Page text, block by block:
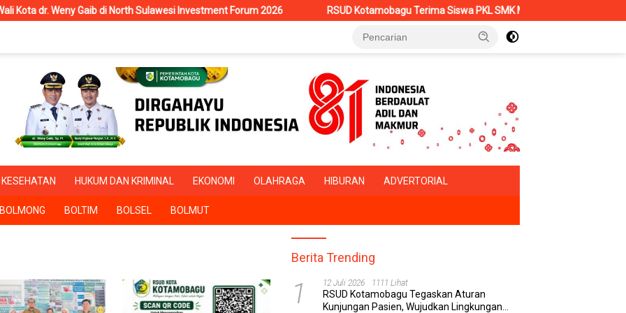
Gaib di North Sulawesi Investment Forum 2026 RSUD Kotamobagu Terima Siswa PKL SMK Muhammadiyah, Perkuat Sinergi
KESEHATAN HUKUM DAN KRIMINAL EKONOMI OLAHRAGA HIBURAN ADVERTORIAL
BOLMONG BOLTIM BOLSEL BOLMUT
Berita Trending
1 12 Juli 2026 1111 Lihat
RSUD Kotamobagu Tegaskan Aturan
Kunjungan Pasien, Wujudkan Lingkungan